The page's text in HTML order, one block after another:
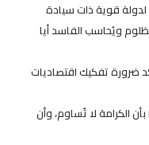
لدولة قوية ذات سيادة
ويُحاسب الفاسد أيا
ضرورة تفكيك اقتصاديات
الكرامة لا تُساوم، وأن